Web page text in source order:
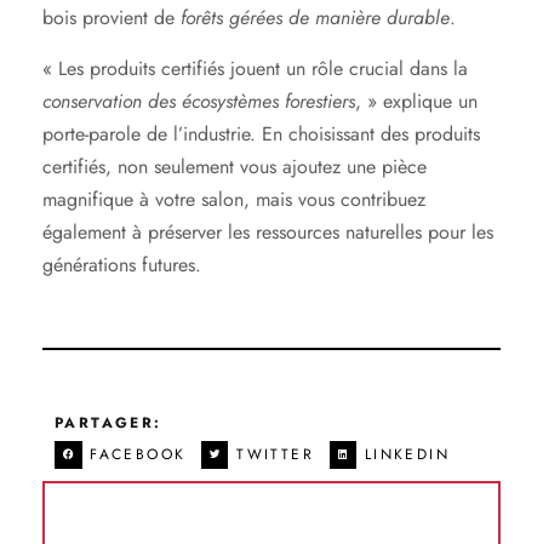
bois provient de forêts gérées de manière durable.
« Les produits certifiés jouent un rôle crucial dans la
conservation des écosystèmes forestiers, » explique un
porte-parole de l’industrie. En choisissant des produits
certifiés, non seulement vous ajoutez une pièce
magnifique à votre salon, mais vous contribuez
également à préserver les ressources naturelles pour les
générations futures.
PARTAGER:
FACEBOOK
TWITTER LINKEDIN